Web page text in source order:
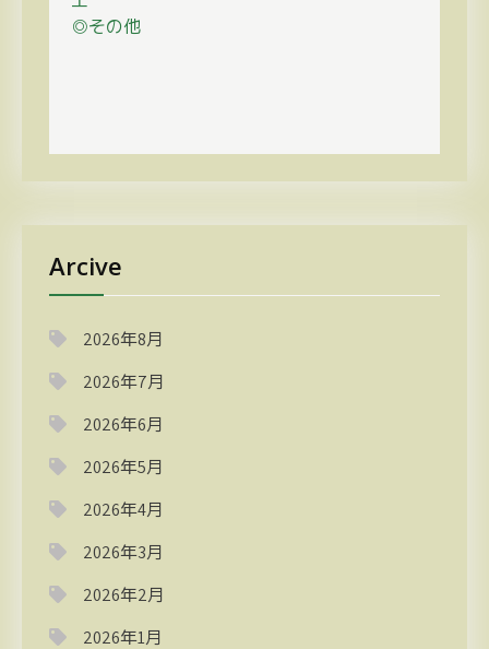
◎その他
Arcive
2026年8月
2026年7月
2026年6月
2026年5月
2026年4月
2026年3月
2026年2月
2026年1月